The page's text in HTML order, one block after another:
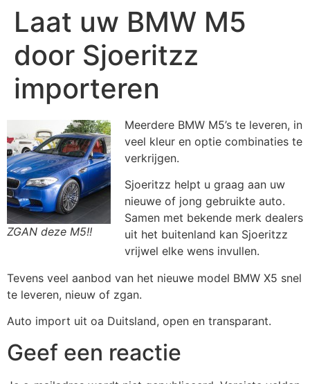
Laat uw BMW M5
door Sjoeritzz
importeren
ZGAN deze M5!!
Meerdere BMW M5’s te leveren, in
veel kleur en optie combinaties te
verkrijgen.
Sjoeritzz helpt u graag aan uw
nieuwe of jong gebruikte auto.
Samen met bekende merk dealers
uit het buitenland kan Sjoeritzz
vrijwel elke wens invullen.
Tevens veel aanbod van het nieuwe model BMW X5 snel
te leveren, nieuw of zgan.
Auto import uit oa Duitsland, open en transparant.
Geef een reactie